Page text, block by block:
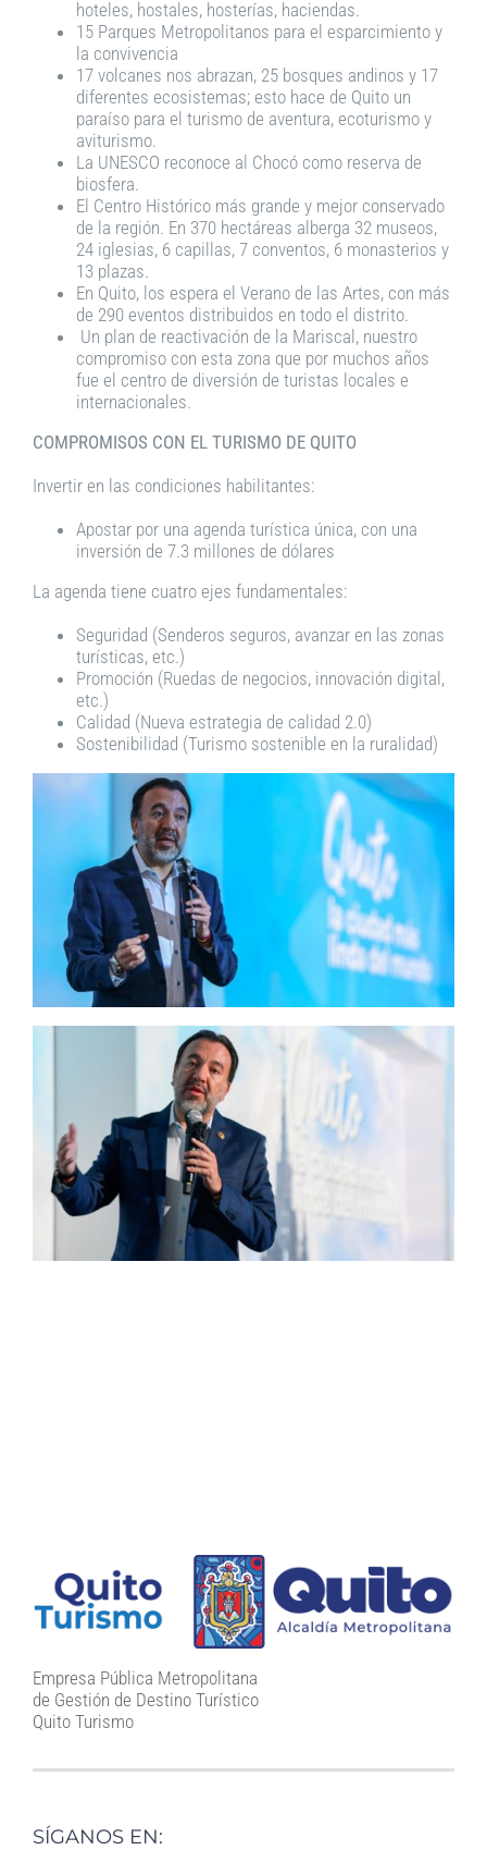
hoteles, hostales, hosterías, haciendas.
15 Parques Metropolitanos para el esparcimiento y
la convivencia
17 volcanes nos abrazan, 25 bosques andinos y 17
diferentes ecosistemas; esto hace de Quito un
paraíso para el turismo de aventura, ecoturismo y
aviturismo.
La UNESCO reconoce al Chocó como reserva de
biosfera.
El Centro Histórico más grande y mejor conservado
de la región. En 370 hectáreas alberga 32 museos,
24 iglesias, 6 capillas, 7 conventos, 6 monasterios y
13 plazas.
En Quito, los espera el Verano de las Artes, con más
de 290 eventos distribuidos en todo el distrito.
Un plan de reactivación de la Mariscal, nuestro
compromiso con esta zona que por muchos años
fue el centro de diversión de turistas locales e
internacionales.
COMPROMISOS CON EL TURISMO DE QUITO
Invertir en las condiciones habilitantes:
Apostar por una agenda turística única, con una
inversión de 7.3 millones de dólares
La agenda tiene cuatro ejes fundamentales:
Seguridad (Senderos seguros, avanzar en las zonas
turísticas, etc.)
Promoción (Ruedas de negocios, innovación digital,
etc.)
Calidad (Nueva estrategia de calidad 2.0)
Sostenibilidad (Turismo sostenible en la ruralidad)
Empresa Pública Metropolitana
de Gestión de Destino Turístico
Quito Turismo
SÍGANOS EN: